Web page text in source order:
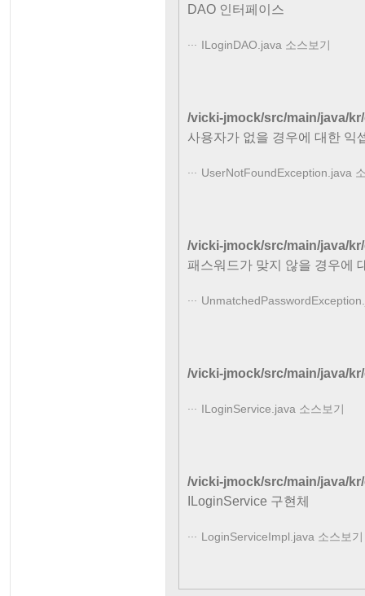
DAO 인터페이스
ILoginDAO.java 소스보기
/vicki-jmock/src/main/java/
사용자가 없을 경우에 대한 익
UserNotFoundException.java
/vicki-jmock/src/main/java/
패스워드가 맞지 않을 경우에
/vicki-jmock/src/main/java/
ILoginService.java 소스보기
/vicki-jmock/src/main/java/
ILoginService 구현체
LoginServiceImpl.java 소스보기